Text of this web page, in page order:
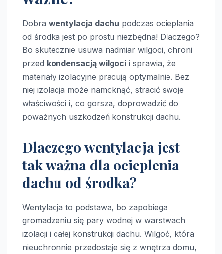
Dobra wentylacja dachu podczas ocieplania
od środka jest po prostu niezbędna! Dlaczego?
Bo skutecznie usuwa nadmiar wilgoci, chroni
przed kondensacją wilgoci i sprawia, że
materiały izolacyjne pracują optymalnie. Bez
niej izolacja może namoknąć, stracić swoje
właściwości i, co gorsza, doprowadzić do
poważnych uszkodzeń konstrukcji dachu.
Dlaczego wentylacja jest
tak ważna dla ocieplenia
dachu od środka?
Wentylacja to podstawa, bo zapobiega
gromadzeniu się pary wodnej w warstwach
izolacji i całej konstrukcji dachu. Wilgoć, która
nieuchronnie przedostaje się z wnętrza domu,